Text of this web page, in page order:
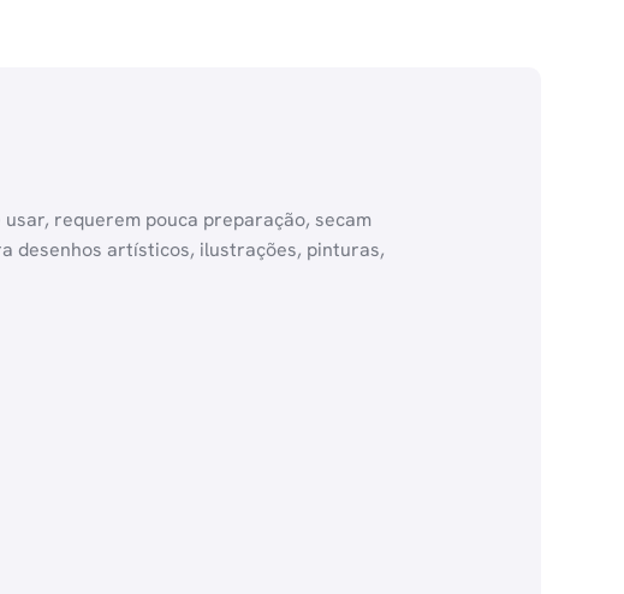
requerem pouca preparação, secam
desenhos artísticos, ilustrações, pinturas,